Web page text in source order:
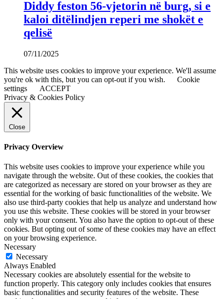
Diddy feston 56-vjetorin në burg, si e
kaloi ditëlindjen reperi me shokët e
qelisë
07/11/2025
This website uses cookies to improve your experience. We'll assume
you're ok with this, but you can opt-out if you wish.
Cookie
settings
ACCEPT
Privacy & Cookies Policy
Close
Privacy Overview
This website uses cookies to improve your experience while you
navigate through the website. Out of these cookies, the cookies that
are categorized as necessary are stored on your browser as they are
essential for the working of basic functionalities of the website. We
also use third-party cookies that help us analyze and understand how
you use this website. These cookies will be stored in your browser
only with your consent. You also have the option to opt-out of these
cookies. But opting out of some of these cookies may have an effect
on your browsing experience.
Necessary
Necessary
Always Enabled
Necessary cookies are absolutely essential for the website to
function properly. This category only includes cookies that ensures
basic functionalities and security features of the website. These